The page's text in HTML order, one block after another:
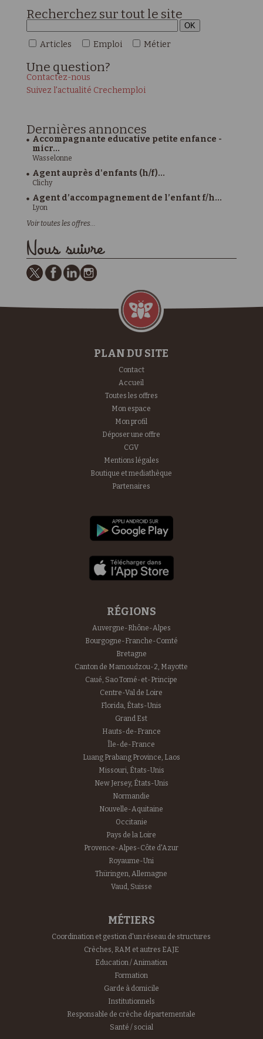
Recherchez sur tout le site
Articles Emploi Métier
Une question?
Contactez-nous
Suivez l'actualité Crechemploi
Dernières annonces
Accompagnante educative petite enfance -
micr...
Wasselonne
Agent auprès d'enfants (h/f)...
Clichy
Agent d’accompagnement de l’enfant f/h...
Lyon
Voir toutes les offres...
Nous suivre
PLAN DU SITE
Contact
Accueil
Toutes les offres
Mon espace
Mon profil
Déposer une offre
CGV
Mentions légales
Boutique et mediathèque
Partenaires
RÉGIONS
Auvergne-Rhône-Alpes
Bourgogne-Franche-Comté
Bretagne
Canton de Mamoudzou-2, Mayotte
Caué, Sao Tomé-et-Principe
Centre-Val de Loire
Florida, États-Unis
Grand Est
Hauts-de-France
Île-de-France
Luang Prabang Province, Laos
Missouri, États-Unis
New Jersey, États-Unis
Normandie
Nouvelle-Aquitaine
Occitanie
Pays de la Loire
Provence-Alpes-Côte d'Azur
Royaume-Uni
Thüringen, Allemagne
Vaud, Suisse
MÉTIERS
Coordination et gestion d'un réseau de structures
Crèches, RAM et autres EAJE
Education / Animation
Formation
Garde à domicile
Institutionnels
Responsable de crèche départementale
Santé / social